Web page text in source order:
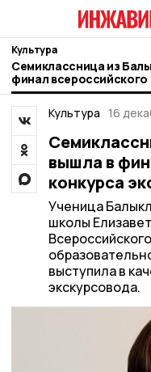
Культура
Семиклассница из
финал всероссийского
экскурсоводов
Культура 16
вышла в
конкурса
Ученица
школы
выступила в
экскурсовода.